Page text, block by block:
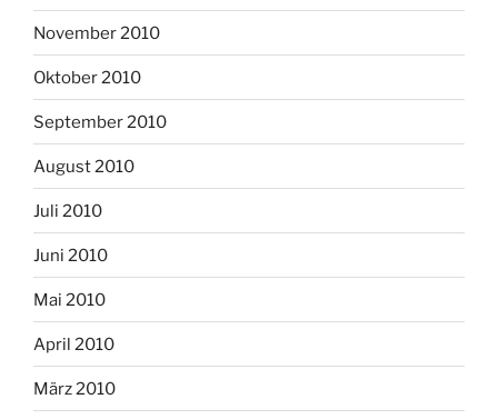
November 2010
Oktober 2010
September 2010
August 2010
Juli 2010
Juni 2010
Mai 2010
April 2010
März 2010